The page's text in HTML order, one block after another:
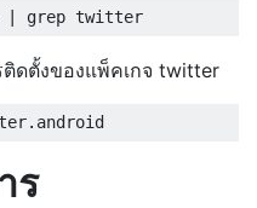
ติดตั้งของแพ็คเกจ twitter
ร